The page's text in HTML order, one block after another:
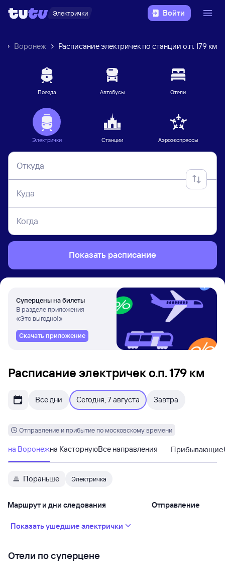
Электрички Войти
Воронеж Расписание электричек по станции о.п. 179 км
Поезда Автобусы Отели
Электрички Станции Аэроэкспрессы
Откуда
Куда
Когда
Показать расписание
Суперцены на билеты
В разделе приложения
«Это выгодно!»
Скачать приложение
Расписание электричек о.п. 179 км
Все дни Сегодня, 7 августа Завтра
Отправление и прибытие по московскому времени
на Воронежна КасторнуюВсе направления Прибывающие
Пораньше Электричка
Маршрут и дни следования Отправление
Показать ушедшие электрички
Отели по суперцене